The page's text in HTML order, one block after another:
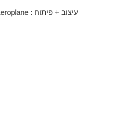
עיצוב + פיתוח :